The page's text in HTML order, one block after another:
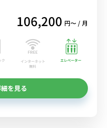
106,200 円〜 / 月
ク
インターネット
無料
エレベーター
を見る